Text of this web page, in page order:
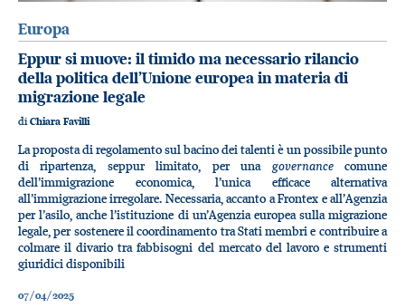
Europa
Eppur si muove: il timido ma necessario rilancio
della politica dell’Unione europea in materia di
migrazione legale
diChiara Favilli
La proposta di regolamento sul bacino dei talenti è un possibile punto
di ripartenza, seppur limitato, per una governancecomune
dell’immigrazione economica, l’unica efficace alternativa
all’immigrazione irregolare. Necessaria, accanto a Frontex e all’Agenzia
per l’asilo, anche l’istituzione di un’Agenzia europea sulla migrazione
legale, per sostenere il coordinamento tra Stati membri e contribuire a
colmare il divario tra fabbisogni del mercato del lavoro e strumenti
giuridici disponibili
07/04/2025